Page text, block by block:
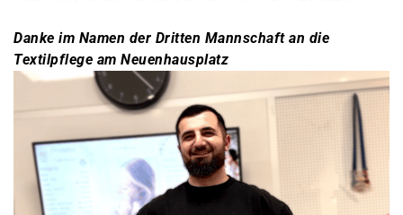
Danke im Namen der Dritten Mannschaft an die
Textilpflege am Neuenhausplatz